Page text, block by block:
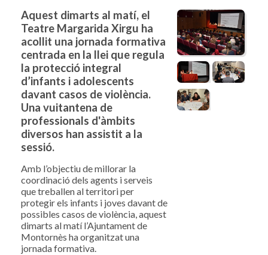
Aquest dimarts al matí, el
Teatre Margarida Xirgu ha
acollit una jornada formativa
centrada en la llei que regula
la protecció integral
d’infants i adolescents
davant casos de violència.
Una vuitantena de
professionals d'àmbits
diversos han assistit a la
sessió.
Amb l’objectiu de millorar la
coordinació dels agents i serveis
que treballen al territori per
protegir els infants i joves davant de
possibles casos de violència, aquest
dimarts al matí l’Ajuntament de
Montornès ha organitzat una
jornada formativa.